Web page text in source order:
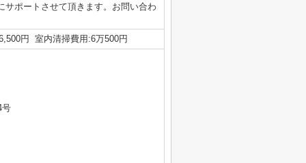
ポートさせて頂きます。お問い合わ
円 室内清掃費用:6万500円
号